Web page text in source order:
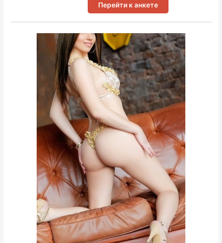
Перейти к анкете